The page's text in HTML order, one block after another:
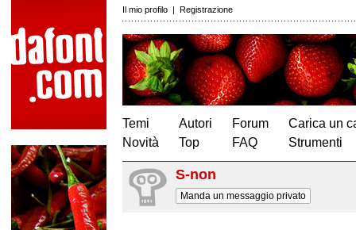
Il mio profilo | Registrazione
Temi
Novità
Autori
Top
Forum
FAQ
Carica un
Strumenti
S-non
Manda un messaggio privato